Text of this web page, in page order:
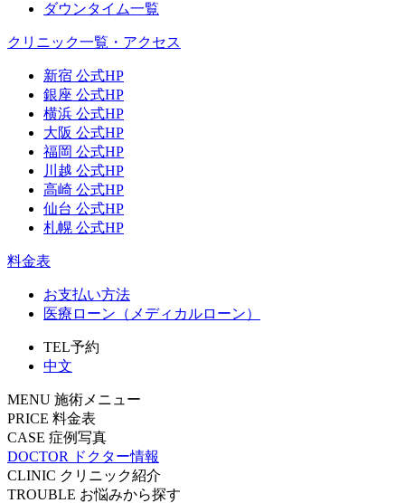
ダウンタイム一覧
クリニック一覧・アクセス
新宿 公式HP
銀座 公式HP
横浜 公式HP
大阪 公式HP
福岡 公式HP
川越 公式HP
高崎 公式HP
仙台 公式HP
札幌 公式HP
料金表
お支払い方法
医療ローン（メディカルローン）
TEL予約
中文
MENU 施術メニュー
PRICE 料金表
CASE 症例写真
DOCTOR
ドクター情報
CLINIC クリニック紹介
TROUBLE お悩みから探す